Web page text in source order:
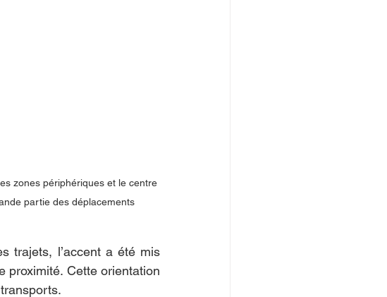
zones périphériques et le centre
partie des déplacements
trajets, l’accent a été mis
proximité. Cette orientation